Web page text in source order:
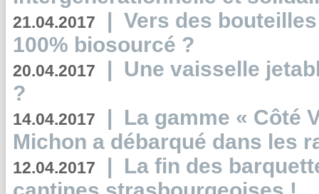
21.04.2017 | Vers des
100% biosourcé ?
20.04.2017 | Une vaisselle
?
14.04.2017 | La gamme « Côté
Michon a débarqué dans les
12.04.2017 | La fin des